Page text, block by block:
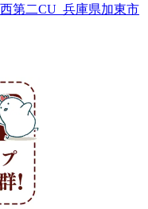
第二CU_兵庫県加東市